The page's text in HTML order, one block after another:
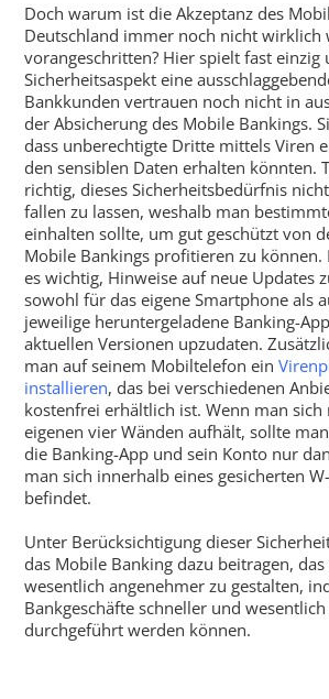
Doch warum ist die Akzeptanz des
Deutschland immer noch nicht wirklich
vorangeschritten? Hier spielt fast einzig
Sicherheitsaspekt eine
Bankkunden vertrauen noch nicht in
der Absicherung des Mobile Bankings.
dass unberechtigte Dritte mittels Viren
den sensiblen Daten erhalten könnten.
richtig, dieses Sicherheitsbedürfnis
fallen zu lassen, weshalb man
einhalten sollte, um gut geschützt von
Mobile Bankings profitieren zu können.
es wichtig, Hinweise auf neue Updates
sowohl für das eigene Smartphone als
jeweilige heruntergeladene Banking-
aktuellen Versionen upzudaten.
man auf seinem Mobiltelefon ein
installieren, das bei verschiedenen
kostenfrei erhältlich ist. Wenn man sich
eigenen vier Wänden aufhält, sollte
die Banking-App und sein Konto nur
man sich innerhalb eines gesicherten
befindet.
Unter Berücksichtigung dieser
das Mobile Banking dazu beitragen, das
wesentlich angenehmer zu gestalten,
Bankgeschäfte schneller und
durchgeführt werden können.